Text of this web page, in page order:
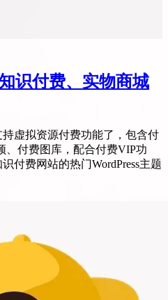
识付费、实物商城
虚拟资源付费功能了，包含付
、付费图库，配合付费VIP功
付费网站的热门WordPress主题